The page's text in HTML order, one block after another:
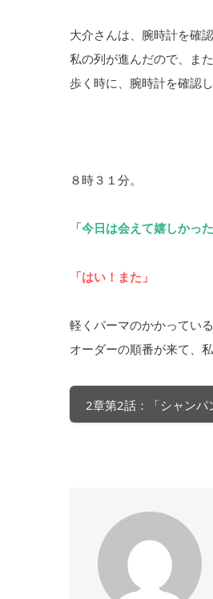
大介さんは、腕時計を確認
私の列が進んだので、また
歩く時に、腕時計を確認し
８時３１分。
「今日は会えて嬉しかっ
「はい！また」
軽くパーマのかかってい
オーダーの順番が来て、
2章第2話：「シャンパ